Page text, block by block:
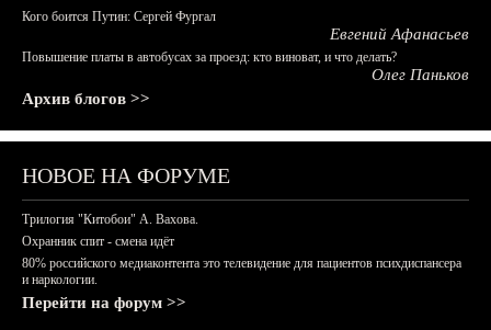
Кого боится Путин: Сергей Фургал
Евгений Афанасьев
Повышение платы в автобусах за проезд: кто виноват, и что делать?
Олег Паньков
Архив блогов >>
НОВОЕ НА ФОРУМЕ
Трилогия "Китобои" А. Вахова.
Охранник спит - смена идёт
80% российского медиаконтента это телевидение для пациентов психдиспансера
и наркологии.
Перейти на форум >>